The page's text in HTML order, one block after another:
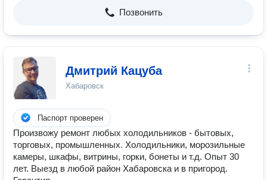
Позвонить
Дмитрий Кацуба
Хабаровск
Паспорт проверен
Произвожу ремонт любых холодильников - бытовых,
торговых, промышленных. Холодильники, морозильные
камеры, шкафы, витрины, горки, бонеты и т.д. Опыт 30
лет. Выезд в любой район Хабаровска и в пригород.